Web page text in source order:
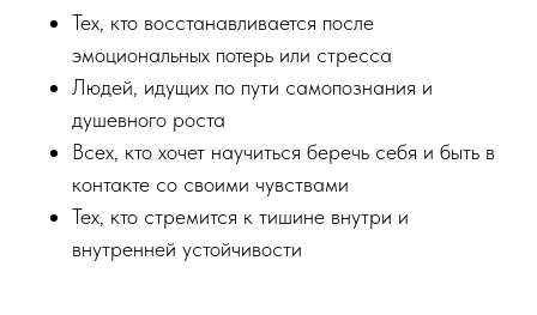
Тех, кто восстанавливается после
эмоциональных потерь или стресса
Людей, идущих по пути самопознания и
душевного роста
Всех, кто хочет научиться беречь себя и быть в
контакте со своими чувствами
Тех, кто стремится к тишине внутри и
внутренней устойчивости